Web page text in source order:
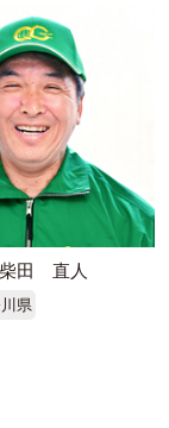
柴田 直人
県